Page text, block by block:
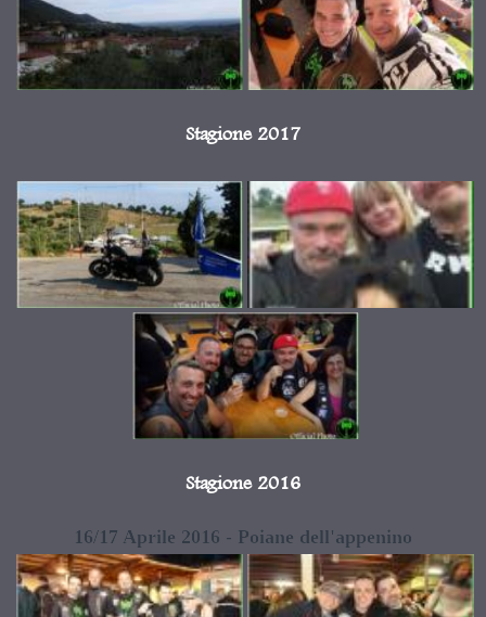
Stagione 2017
Stagione 2016
16/17 Aprile 2016 - Poiane dell'appenino